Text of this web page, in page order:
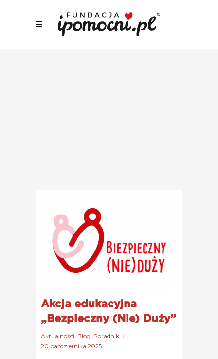
Akcja edukacyjna
„Bezpieczny (Nie) Duży”
Aktualności, Blog, Poradnik
20 października 2025